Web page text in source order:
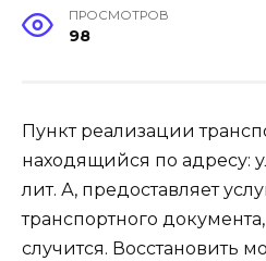
ПРОСМОТРОВ
98
Пункт реализации
находящийся по адресу:
лит. А, предоставляет
транспортного
случится. Восстановить